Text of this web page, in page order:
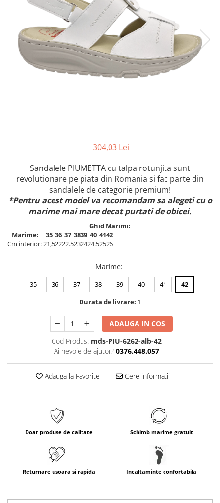
Vesna
Dr. Feet
304,03 Lei
Sandalele PIUMETTA cu talpa rotunjita sunt
revolutionare pe piata din Romania si fac parte din
sandalele de categorie premium!
*Pentru acest model va recomandam sa alegeti cu o
marime mai mare decat purtati de obicei.
Ghid Marimi:
Marime:
35 36 37 3839 40 4142
Cm interior:21,52222.5232424.52526
Marime:
35 36 37 38 39 40 41
42
Durata de livrare: 1
ADAUGA IN COS
Cod Produs: mds-PIU-6262-alb-42
Ai nevoie de ajutor? 0376.448.057
Adauga la Favorite Cere informatii
Doar produse de calitate Schimb marime gratuit
Returnare usoara si rapida Incaltaminte confortabila